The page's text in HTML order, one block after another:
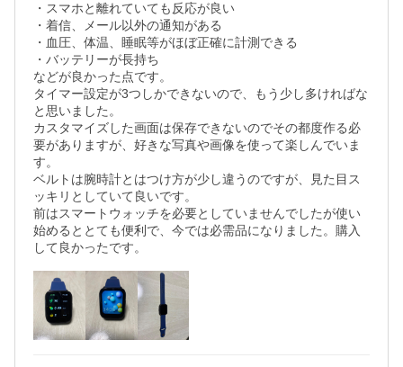
・スマホと離れていても反応が良い
・着信、メール以外の通知がある
・血圧、体温、睡眠等がほぼ正確に計測できる
・バッテリーが長持ち
などが良かった点です。
タイマー設定が3つしかできないので、もう少し多ければな
と思いました。
カスタマイズした画面は保存できないのでその都度作る必
要がありますが、好きな写真や画像を使って楽しんでいま
す。
ベルトは腕時計とはつけ方が少し違うのですが、見た目ス
ッキリとしていて良いです。
前はスマートウォッチを必要としていませんでしたが使い
始めるととても便利で、今では必需品になりました。購入
して良かったです。